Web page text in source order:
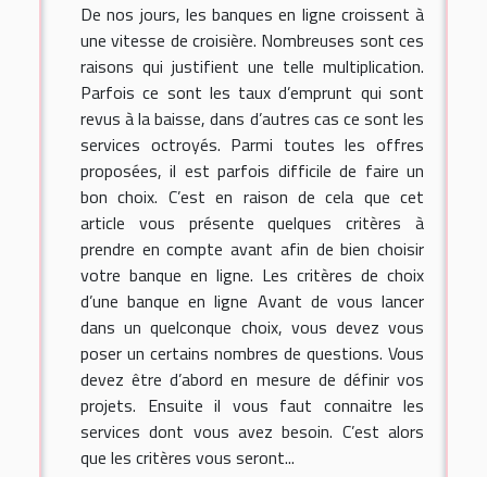
De nos jours, les banques en ligne croissent à
une vitesse de croisière. Nombreuses sont ces
raisons qui justifient une telle multiplication.
Parfois ce sont les taux d’emprunt qui sont
revus à la baisse, dans d’autres cas ce sont les
services octroyés. Parmi toutes les offres
proposées, il est parfois difficile de faire un
bon choix. C’est en raison de cela que cet
article vous présente quelques critères à
prendre en compte avant afin de bien choisir
votre banque en ligne. Les critères de choix
d’une banque en ligne Avant de vous lancer
dans un quelconque choix, vous devez vous
poser un certains nombres de questions. Vous
devez être d’abord en mesure de définir vos
projets. Ensuite il vous faut connaitre les
services dont vous avez besoin. C’est alors
que les critères vous seront...